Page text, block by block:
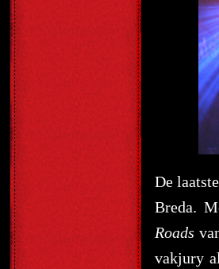
De
Breda.
Roads
vakjury